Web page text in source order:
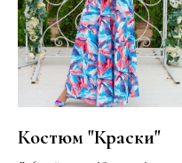
Костюм "Краски"